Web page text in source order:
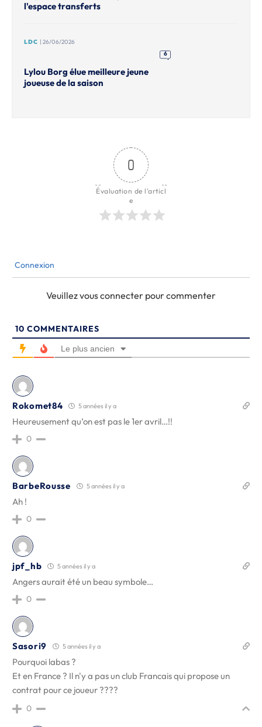
l'espace transferts
LDC | 26/06/2026
6
Lylou Borg élue meilleure jeune
joueuse de la saison
0
Évaluation de l'articl
e
Connexion
Veuillez vous connecter pour commenter
10 COMMENTAIRES
Le plus ancien
Rokomet84 5 années il y a
Heureusement qu’on est pas le 1er avril…!!
0
BarbeRousse 5 années il y a
Ah !
0
jpf_hb 5 années il y a
Angers aurait été un beau symbole…
0
Sasori9 5 années il y a
Pourquoi labas ?
Et en France ? Il n'y a pas un club Francais qui propose un
contrat pour ce joueur ????
0